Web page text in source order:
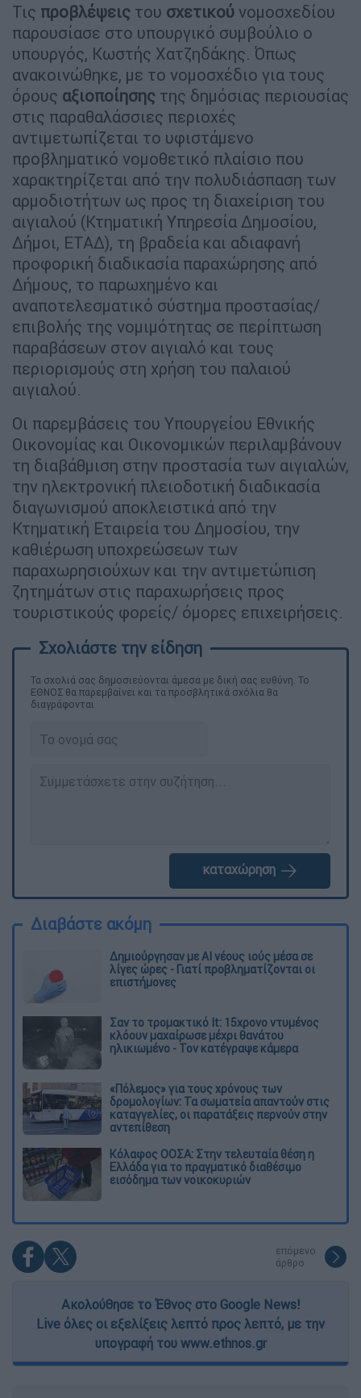
Τις προβλέψεις του σχετικού νομοσχεδίου
παρουσίασε στο υπουργικό συμβούλιο ο
υπουργός, Κωστής Χατζηδάκης. Όπως
ανακοινώθηκε, με το νομοσχέδιο για τους
όρους αξιοποίησης της δημόσιας περιουσίας
στις παραθαλάσσιες περιοχές
αντιμετωπίζεται το υφιστάμενο
προβληματικό νομοθετικό πλαίσιο που
χαρακτηρίζεται από την πολυδιάσπαση των
αρμοδιοτήτων ως προς τη διαχείριση του
αιγιαλού (Κτηματική Υπηρεσία Δημοσίου,
Δήμοι, ΕΤΑΔ), τη βραδεία και αδιαφανή
προφορική διαδικασία παραχώρησης από
Δήμους, το παρωχημένο και
αναποτελεσματικό σύστημα προστασίας/
επιβολής της νομιμότητας σε περίπτωση
παραβάσεων στον αιγιαλό και τους
περιορισμούς στη χρήση του παλαιού
αιγιαλού.
Οι παρεμβάσεις του Υπουργείου Εθνικής
Οικονομίας και Οικονομικών περιλαμβάνουν
τη διαβάθμιση στην προστασία των αιγιαλών,
την ηλεκτρονική πλειοδοτική διαδικασία
διαγωνισμού αποκλειστικά από την
Κτηματική Εταιρεία του Δημοσίου, την
καθιέρωση υποχρεώσεων των
παραχωρησιούχων και την αντιμετώπιση
ζητημάτων στις παραχωρήσεις προς
τουριστικούς φορείς/ όμορες επιχειρήσεις.
Τα σχολιά σας δημοσιεύονται άμεσα με δική σας ευθύνη. Το
ΕΘΝΟΣ θα παρεμβαίνει και τα προσβλητικά σχόλια θα
διαγράφονται
καταχώρηση
Διαβάστε ακόμη
Δημιούργησαν με AI νέους ιούς μέσα σε
λίγες ώρες - Γιατί προβληματίζονται οι
επιστήμονες
Σαν το τρομακτικό It: 15χρονο ντυμένος
κλόουν μαχαίρωσε μέχρι θανάτου
ηλικιωμένο - Τον κατέγραψε κάμερα
«Πόλεμος» για τους χρόνους των
δρομολογίων: Τα σωματεία απαντούν στις
καταγγελίες, οι παρατάξεις περνούν στην
αντεπίθεση
Κόλαφος ΟΟΣΑ: Στην τελευταία θέση η
Ελλάδα για το πραγματικό διαθέσιμο
εισόδημα των νοικοκυριών
επόμενο
άρθρο
Ακολούθησε το Έθνος στο Google News!
Live όλες οι εξελίξεις λεπτό προς λεπτό, με την
υπογραφή του www.ethnos.gr